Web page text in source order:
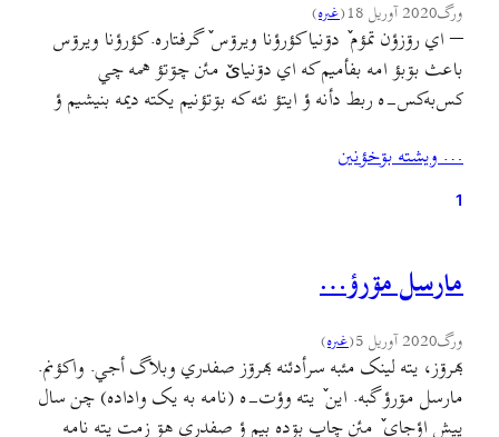
ورگ2020 آوریل 18 (غىره)
– اي رۊزؤن تمؤم ٚ دۊنیا کؤرؤنا ویرۊس ٚ گرفتاره. کؤرؤنا ويرۊس
باعث بۊبؤ امه بفأميم که اي دۊنیایٚ مئن چۊتؤ همه چي
کس‌به‌کس-ه ربط دأنه ؤ ايتؤ نئه که بۊتؤنيم يکته ديمه بنيشيم ؤ
نۊشؤن بدأ که هرته کشور ٚ مئن دؤلتؤن ؤ حۊکۊمتؤن أول…
… ويشته بۊخؤنين
1
مارسل مۊرؤ…
ورگ2020 آوریل 5 (غىره)
بهرۊز، یته لینک مئبه سرأدئنه بهرۊز صفدري وبلاگ أجي. واکؤنم.
مارسل مۊرؤ گبه. این ٚ یته وؤت-ه (نامه به یک واداده) چن سال
پیش اؤجای ٚ مئن چاپ بۊده بیم ؤ صفدري هۊ زمت یته نامه